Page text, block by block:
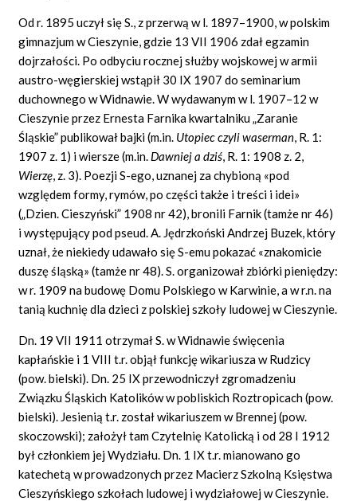
Od r. 1895 uczył się S., z przerwą w l. 1897–1900, w polskim
gimnazjum w Cieszynie, gdzie 13 VII 1906 zdał egzamin
dojrzałości. Po odbyciu rocznej służby wojskowej w armii
austro-węgierskiej wstąpił 30 IX 1907 do seminarium
duchownego w Widnawie. W wydawanym w l. 1907–12 w
Cieszynie przez Ernesta Farnika kwartalniku „Zaranie
Śląskie” publikował bajki (m.in. Utopiec czyli waserman, R. 1:
1907 z. 1) i wiersze (m.in. Dawniej a dziś, R. 1: 1908 z. 2,
Wierzę, z. 3). Poezji S-ego, uznanej za chybioną «pod
względem formy, rymów, po części także i treści i idei»
(„Dzien. Cieszyński” 1908 nr 42), bronili Farnik (tamże nr 46)
i występujący pod pseud. A. Jędrzkoński Andrzej Buzek, który
uznał, że niekiedy udawało się S-emu pokazać «znakomicie
duszę śląską» (tamże nr 48). S. organizował zbiórki pieniędzy:
w r. 1909 na budowę Domu Polskiego w Karwinie, a w r.n. na
tanią kuchnię dla dzieci z polskiej szkoły ludowej w Cieszynie.
Dn. 19 VII 1911 otrzymał S. w Widnawie święcenia
kapłańskie i 1 VIII t.r. objął funkcję wikariusza w Rudzicy
(pow. bielski). Dn. 25 IX przewodniczył zgromadzeniu
Związku Śląskich Katolików w pobliskich Roztropicach (pow.
bielski). Jesienią t.r. został wikariuszem w Brennej (pow.
skoczowski); założył tam Czytelnię Katolicką i od 28 I 1912
był członkiem jej Wydziału. Dn. 1 IX t.r. mianowano go
katechetą w prowadzonych przez Macierz Szkolną Księstwa
Cieszyńskiego szkołach ludowej i wydziałowej w Cieszynie.